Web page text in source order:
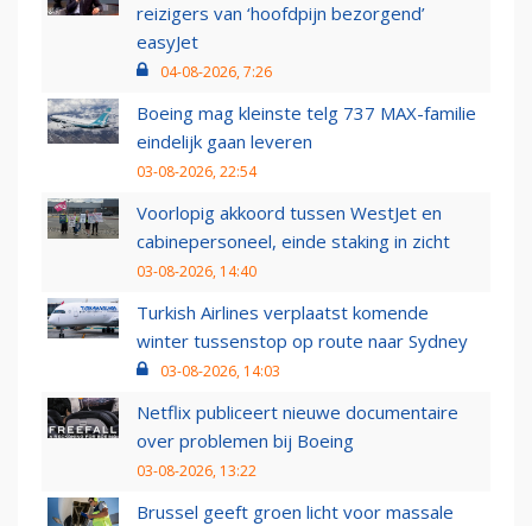
reizigers van ‘hoofdpijn bezorgend’
easyJet
04-08-2026, 7:26
Boeing mag kleinste telg 737 MAX-familie
eindelijk gaan leveren
03-08-2026, 22:54
Voorlopig akkoord tussen WestJet en
cabinepersoneel, einde staking in zicht
03-08-2026, 14:40
Turkish Airlines verplaatst komende
winter tussenstop op route naar Sydney
03-08-2026, 14:03
Netflix publiceert nieuwe documentaire
over problemen bij Boeing
03-08-2026, 13:22
Brussel geeft groen licht voor massale